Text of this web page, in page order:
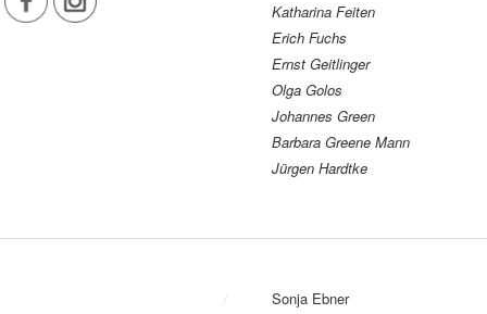
Katharina Feiten
Erich Fuchs
Ernst Geitlinger
Olga Golos
Johannes Green
Barbara Greene Mann
Jürgen Hardtke
/ Sonja Ebner